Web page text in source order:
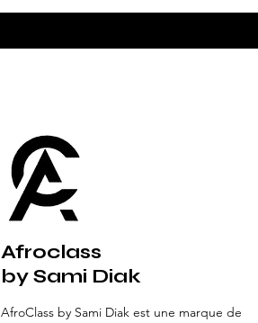
Afroclass
by Sami Diak
AfroClass by Sami Diak est une marque de